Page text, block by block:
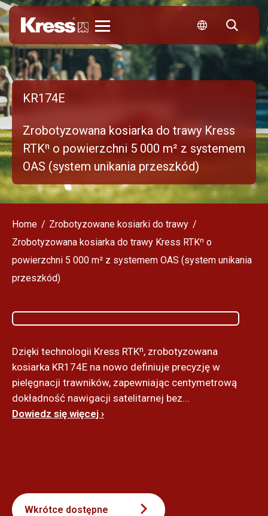
KR174E
Zrobotyzowana kosiarka do trawy Kress
RTKⁿ o powierzchni 5 000 m² z systemem
OAS (system unikania przeszkód)
Home
Zrobotyzowane kosiarki do trawy
Zrobotyzowana kosiarka do trawy Kress RTKⁿ o
powierzchni 5 000 m² z systemem OAS (system unikania
przeszkód)
Dzięki technologii Kress RTKⁿ, zrobotyzowana
kosiarka KR174E na nowo definiuje precyzję w
pielęgnacji trawników, zapewniając centymetrową
dokładność nawigacji satelitarnej bez...
Dowiedz się więcej ›
Wkrótce dostępne